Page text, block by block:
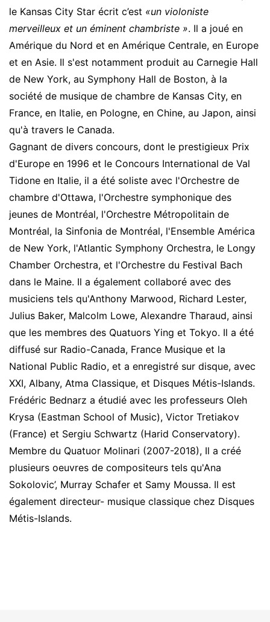
le Kansas City Star écrit c’est «un violoniste
merveilleux et un éminent chambriste ». Il a joué en
Amérique du Nord et en Amérique Centrale, en Europe
et en Asie. Il s'est notamment produit au Carnegie Hall
de New York, au Symphony Hall de Boston, à la
société de musique de chambre de Kansas City, en
France, en Italie, en Pologne, en Chine, au Japon, ainsi
qu'à travers le Canada.
Gagnant de divers concours, dont le prestigieux Prix
d'Europe en 1996 et le Concours International de Val
Tidone en Italie, il a été soliste avec l'Orchestre de
chambre d'Ottawa, l'Orchestre symphonique des
jeunes de Montréal, l'Orchestre Métropolitain de
Montréal, la Sinfonia de Montréal, l'Ensemble América
de New York, l'Atlantic Symphony Orchestra, le Longy
Chamber Orchestra, et l'Orchestre du Festival Bach
dans le Maine. Il a également collaboré avec des
musiciens tels qu'Anthony Marwood, Richard Lester,
Julius Baker, Malcolm Lowe, Alexandre Tharaud, ainsi
que les membres des Quatuors Ying et Tokyo. Il a été
diffusé sur Radio-Canada, France Musique et la
National Public Radio, et a enregistré sur disque, avec
XXI, Albany, Atma Classique , et Disques Métis-Islands.
Frédéric Bednarz a étudié avec les professeurs Oleh
Krysa (Eastman School of Music), Victor Tretiakov
(France) et Sergiu Schwartz (Harid Conservatory).
Membre du Quatuor Molinari (2007-2018), Il a créé
plusieurs oeuvres de compositeurs tels qu'Ana
Sokolovic’, Murray Schafer et Samy Moussa. Il est
également directeur- musique classique chez Disques
Métis-Islands.